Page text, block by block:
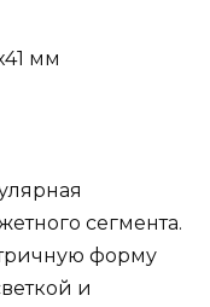
мм
сегмента.
форму
и